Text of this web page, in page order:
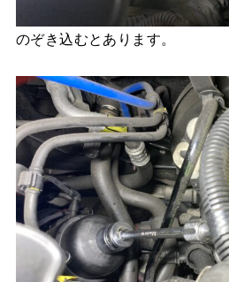
のぞき込むとあります。